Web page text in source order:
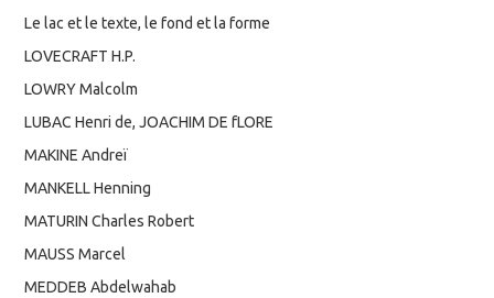
Le lac et le texte, le fond et la forme
LOVECRAFT H.P.
LOWRY Malcolm
LUBAC Henri de, JOACHIM DE fLORE
MAKINE Andreï
MANKELL Henning
MATURIN Charles Robert
MAUSS Marcel
MEDDEB Abdelwahab